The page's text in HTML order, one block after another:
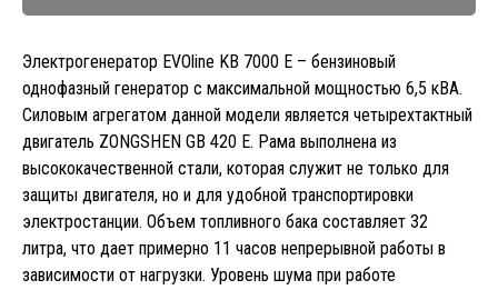
Электрогенератор EVOline KB 7000 E – бензиновый
однофазный генератор с максимальной мощностью 6,5 кВА.
Силовым агрегатом данной модели является четырехтактный
двигатель ZONGSHEN GB 420 E. Рама выполнена из
высококачественной стали, которая служит не только для
защиты двигателя, но и для удобной транспортировки
электростанции. Объем топливного бака составляет 32
литра, что дает примерно 11 часов непрерывной работы в
зависимости от нагрузки. Уровень шума при работе